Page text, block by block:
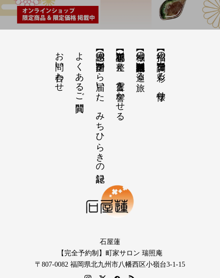
【招福の調律】日々を彩る、懐守り
【神域の系譜】神社仏閣・自然を巡る旅
【祝詞集】心を整え、言霊を響かせる
【感謝の声】全国から届いた、みちひらきの記録
よくあるご質問
お問い合わせ
石屋蓮
【完全予約制】町家サロン 瑞照庵
〒807-0082 福岡県北九州市八幡西区小嶺台3-1-15